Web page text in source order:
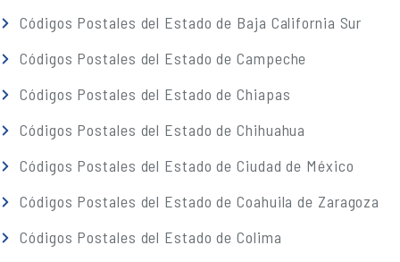
Códigos Postales del Estado de Baja California Sur
Códigos Postales del Estado de Campeche
Códigos Postales del Estado de Chiapas
Códigos Postales del Estado de Chihuahua
Códigos Postales del Estado de Ciudad de México
Códigos Postales del Estado de Coahuila de Zaragoza
Códigos Postales del Estado de Colima